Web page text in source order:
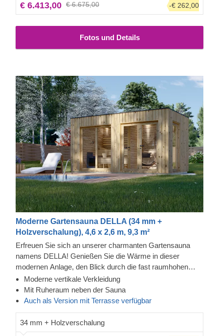
vor oder nach dem Saunagang zu erfrischen.
€ 6.413,00 € 6.675,00 -€ 262,00
Fotos und Details
Moderne Gartensauna DELLA (34 mm +
Holzverschalung), 4,6 x 2,6 m, 9,3 m²
Erfreuen Sie sich an unserer charmanten Gartensauna
namens DELLA! Genießen Sie die Wärme in dieser
modernen Anlage, den Blick durch die fast raumhohen
Fenster und spüren Sie dabei, wie die Anspannung immer
mehr von Ihrem Körper abfällt. Die Fassadenverkleidung
ist eine zusätzliche Schicht, die zur Robustheit und
elegantes, gepflegtes Aussehen verleiht. Der Ruheraum ist
eine weitere Möglichkeit zu entspannen und den Blick
Moderne vertikale Verkleidung
Mit Ruheraum neben der Sauna
Auch als Version mit Terrasse verfügbar
34 mm + Holzverschalung